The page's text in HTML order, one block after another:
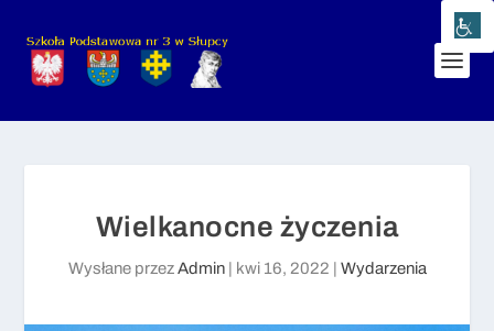
Wielkanocne życzenia
Wysłane przezAdmin| kwi 16, 2022 Wydarzenia